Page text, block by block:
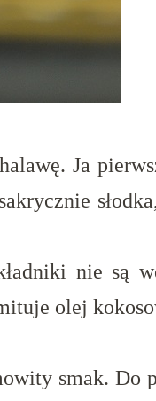
Ja
nie są
olej
smak. Do